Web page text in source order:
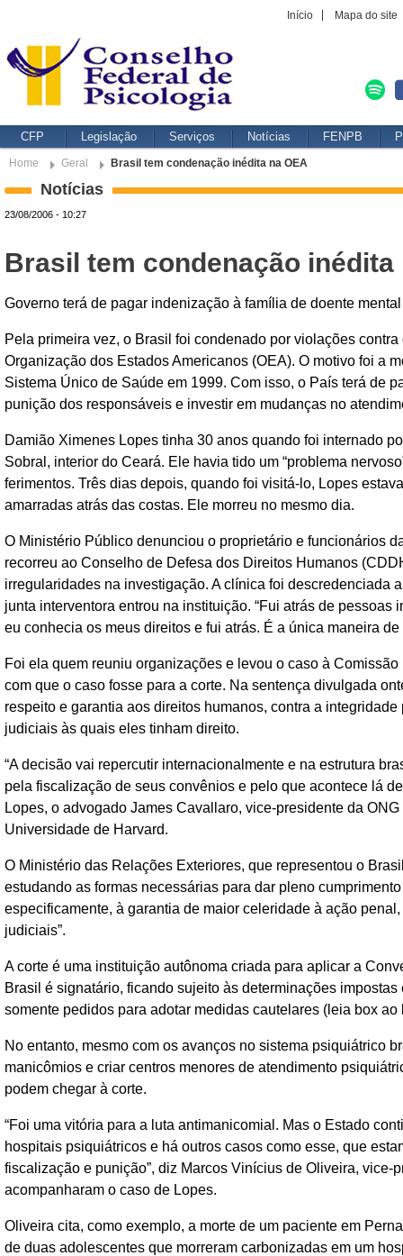
Início Mapa do site
CFP Legislação Serviços Notícias FENPB
Home Geral Brasil tem condenação inédita na OEA
Notícias
23/08/2006 - 10:27
Brasil tem condenação inédita
Governo terá de pagar indenização à família de doente
Pela primeira vez, o Brasil foi condenado por violações
Organização dos Estados Americanos (OEA). O motivo foi a
Sistema Único de Saúde em 1999. Com isso, o País terá de
punição dos responsáveis e investir em mudanças no
Damião Ximenes Lopes tinha 30 anos quando foi internado
Sobral, interior do Ceará. Ele havia tido um “problema
ferimentos. Três dias depois, quando foi visitá-lo, Lopes
amarradas atrás das costas. Ele morreu no mesmo dia.
O Ministério Público denunciou o proprietário e funcionários
recorreu ao Conselho de Defesa dos Direitos Humanos
irregularidades na investigação. A clínica foi descredenciada
junta interventora entrou na instituição. “Fui atrás de
eu conhecia os meus direitos e fui atrás. É a única maneira
Foi ela quem reuniu organizações e levou o caso à
com que o caso fosse para a corte. Na sentença divulgada
respeito e garantia aos direitos humanos, contra a
judiciais às quais eles tinham direito.
“A decisão vai repercutir internacionalmente e na estrutura
pela fiscalização de seus convênios e pelo que acontece lá
Lopes, o advogado James Cavallaro, vice-presidente da
Universidade de Harvard.
O Ministério das Relações Exteriores, que representou o
estudando as formas necessárias para dar pleno
especificamente, à garantia de maior celeridade à ação
judiciais”.
A corte é uma instituição autônoma criada para aplicar a
Brasil é signatário, ficando sujeito às determinações
somente pedidos para adotar medidas cautelares (leia box ao
No entanto, mesmo com os avanços no sistema psiquiátrico
manicômios e criar centros menores de atendimento
podem chegar à corte.
“Foi uma vitória para a luta antimanicomial. Mas o Estado
hospitais psiquiátricos e há outros casos como esse, que
fiscalização e punição”, diz Marcos Vinícius de Oliveira,
acompanharam o caso de Lopes.
Oliveira cita, como exemplo, a morte de um paciente em
de duas adolescentes que morreram carbonizadas em um